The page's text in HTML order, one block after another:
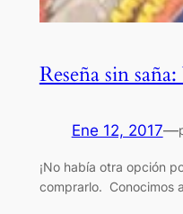
Reseña sin
Ene 12, 2017—
¡No había otra opción
comprarlo. Conocimos